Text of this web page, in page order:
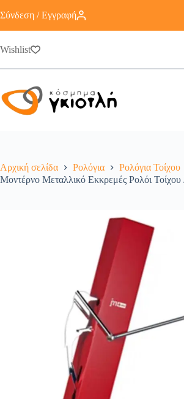
Σύνδεση / Εγγραφή
Wishlist
Αρχική σελίδα Ρολόγια
Ρολόγια Τοίχου
Μοντέρνο Μεταλλικό Εκκρεμές Ρολόι